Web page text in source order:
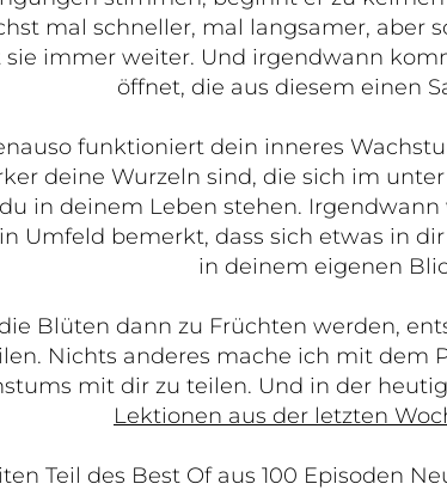
mal schneller, mal langsamer, aber
sie immer weiter. Und irgendwann
öffnet, die aus diesem einen
funktioniert dein inneres
deine Wurzeln sind, die sich im
in deinem Leben stehen.
Umfeld bemerkt, dass sich etwas in
in deinem eigenen
Blüten dann zu Früchten werden,
Nichts anderes mache ich mit dem
mit dir zu teilen. Und in der
Lektionen aus der letzten
Teil des Best Of aus 100 Episoden